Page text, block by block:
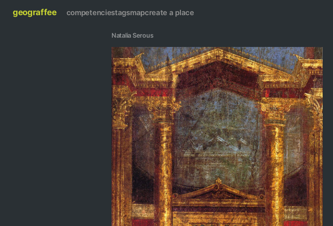
geograffee competenciestagsmapcreate a place
Natalia Serous